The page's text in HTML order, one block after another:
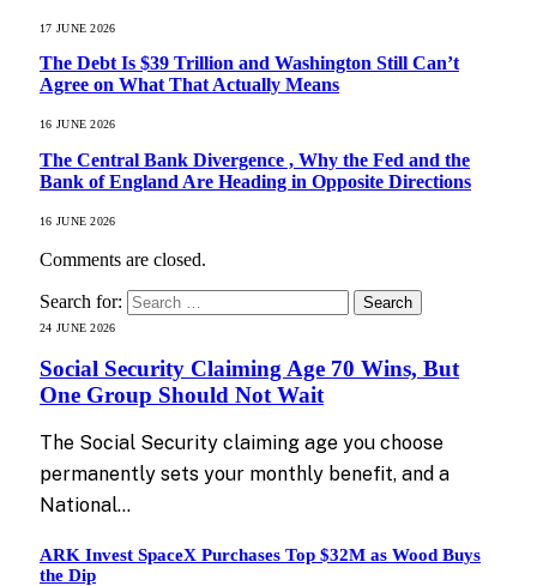
17 JUNE 2026
The Debt Is $39 Trillion and Washington Still Can’t
Agree on What That Actually Means
16 JUNE 2026
The Central Bank Divergence , Why the Fed and the
Bank of England Are Heading in Opposite Directions
16 JUNE 2026
Comments are closed.
Search for:
24 JUNE 2026
Social Security Claiming Age 70 Wins, But
One Group Should Not Wait
The Social Security claiming age you choose
permanently sets your monthly benefit, and a
National…
ARK Invest SpaceX Purchases Top $32M as Wood Buys
the Dip